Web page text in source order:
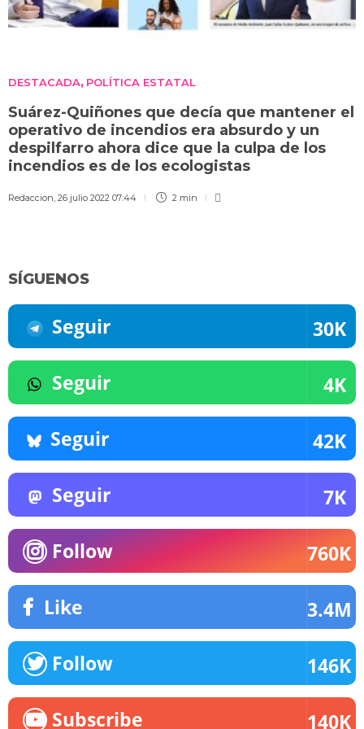
DESTACADA, POLÍTICA ESTATAL
Suárez-Quiñones que decía que mantener el
operativo de incendios era absurdo y un
despilfarro ahora dice que la culpa de los
incendios es de los ecologistas
Redaccion, 26 julio 2022 07:44 2 min
SÍGUENOS
Seguir 30K
Seguir 4K
Seguir 42K
Seguir 7K
Follow 760K
Like 3.4M
Follow 146K
Subscribe 140K